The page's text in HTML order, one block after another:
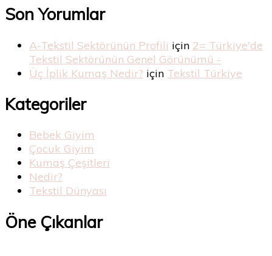
Son Yorumlar
A-Tekstil Sektörünün Profili için 2= Türkiye'de
Tekstil Sektörünün Genel Görünümü -
Üç İplik Kumaş Nedir? için Tekstil Türkiye
Kategoriler
Bebek Giyim
Çocuk Giyim
Kumaş Çeşitleri
Nedir?
Tekstil Dünyası
Öne Çıkanlar